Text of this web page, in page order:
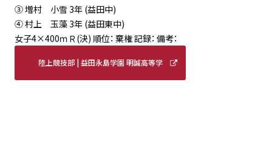
③ 増村 小雪 3年 (益田中)
④ 村上 玉藻 3年 (益田東中)
女子4×400ｍＲ(決) 順位： 棄権 記録： 備考：
陸上競技部 | 益田永島学園 明誠高等学